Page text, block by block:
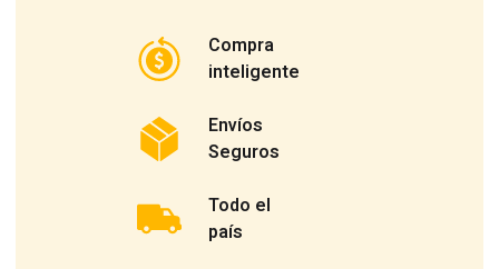
Compra
inteligente
Envíos
Seguros
Todo el
país